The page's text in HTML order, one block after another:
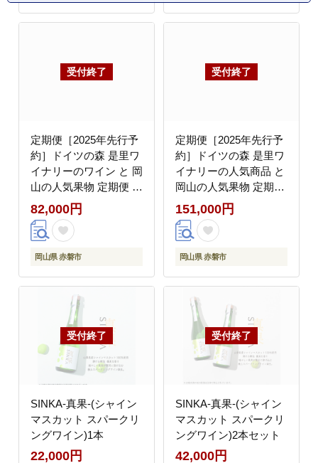
ト
定期便［2025年先行予
約］ドイツの森 是里ワ
イナリーのワイン と 岡
山の人気果物 定期便 3
回コース ワイン 白桃
シャインマスカット
82,000円
岡山県 赤磐市
定期便［2025年先行予
約］ドイツの森 是里ワ
イナリーの人気商品 と
岡山の人気果物 定期便
3回コース お酒 ワイン
クラフトビール ソーセ
ージ 白桃 シャインマス
151,000円
岡山県 赤磐市
SINKA-真果-(シャイン
マスカット スパークリ
ングワイン)1本
22,000円
SINKA-真果-(シャイン
マスカット スパークリ
ングワイン)2本セット
42,000円